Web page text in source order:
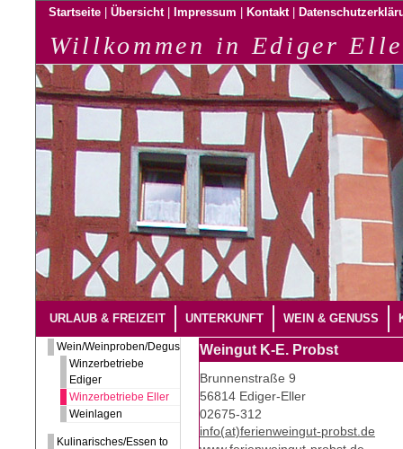
Startseite Übersicht Impressum Kontakt
Willkommen in Ediger
URLAUB & FREIZEIT UNTERKUNFT WEIN & GENUSS
Wein/Weinproben/Degustation
Winzerbetriebe
Ediger
Winzerbetriebe Eller
Weinlagen
Kulinarisches/Essen to
Weingut K-E. Probst
Brunnenstraße 9
56814 Ediger-Eller
02675-312
info(at)ferienweingut-probst.de